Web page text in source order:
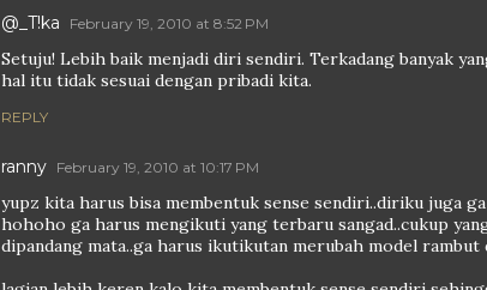
@_T!ka February 19, 2010 at 8:52 PM
Setuju! Lebih baik menjadi diri sendiri. Terkadang banyak
hal itu tidak sesuai dengan pribadi kita.
REPLY
ranny February 19, 2010 at 10:17 PM
yupz kita harus bisa membentuk sense sendiri..diriku juga
hohoho ga harus mengikuti yang terbaru sangad..cukup
dipandang mata..ga harus ikutikutan merubah model